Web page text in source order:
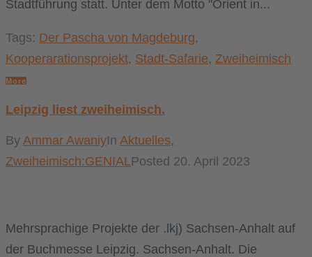
Stadtführung statt. Unter dem Motto "Orient in...
Tags: Der Pascha von Magdeburg,
Kooperarationsprojekt, Stadt-Safarie, Zweiheimisch
More
Leipzig liest zweiheimisch.
By Ammar AwaniyIn Aktuelles,
Zweiheimisch:GENIALPosted 20. April 2023
Mehrsprachige Projekte der .lkj) Sachsen-Anhalt auf
der Buchmesse Leipzig. Sachsen-Anhalt. Die